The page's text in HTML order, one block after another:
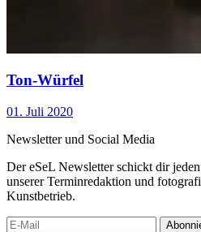
Ton-Würfel
01. Juli 2020
Newsletter und Social Media
Der eSeL Newsletter schickt dir
unserer Terminredaktion und
Kunstbetrieb.